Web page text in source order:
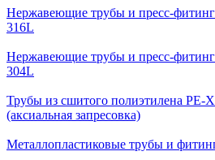
Нержавеющие трубы и пресс-
316L
Нержавеющие трубы и пресс-
304L
Трубы из сшитого полиэтилена PE-
(аксиальная запресовка)
Металлопластиковые трубы и